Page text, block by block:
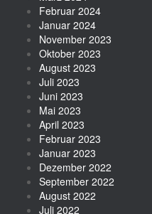
Februar 2024
Januar 2024
November 2023
Oktober 2023
August 2023
Juli 2023
Juni 2023
Mai 2023
April 2023
Februar 2023
Januar 2023
Dezember 2022
September 2022
August 2022
Juli 2022